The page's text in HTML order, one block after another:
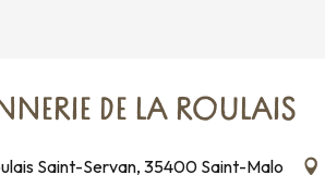
DE LA ROULAIS
Saint-Servan, 35400 Saint-Malo